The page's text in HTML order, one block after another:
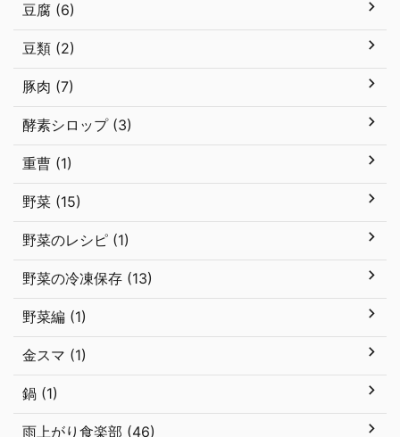
豆腐 (6)
豆類 (2)
豚肉 (7)
酵素シロップ (3)
重曹 (1)
野菜 (15)
野菜のレシピ (1)
野菜の冷凍保存 (13)
野菜編 (1)
金スマ (1)
鍋 (1)
雨上がり食楽部 (46)